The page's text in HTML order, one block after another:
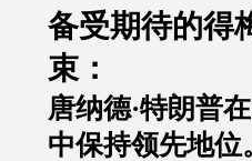
备受期待的得
束：
唐纳德·特朗普在
中保持领先地